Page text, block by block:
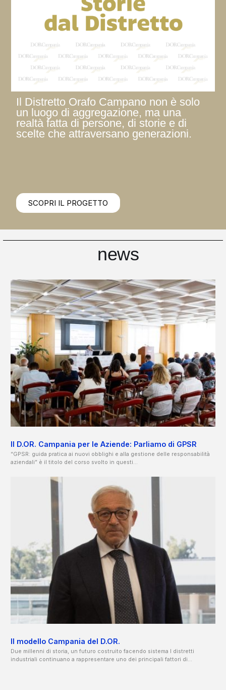
Il Distretto Orafo Campano non è solo
un luogo di aggregazione, ma una
realtà fatta di persone, di storie e di
scelte che attraversano generazioni.
SCOPRI IL PROGETTO
news
Il D.OR. Campania per le Aziende: Parliamo di GPSR
“GPSR: guida pratica ai nuovi obblighi e alla gestione delle responsabilità
aziendali” è il titolo del corso svolto in questi...
Il modello Campania del D.OR.
Due millenni di storia, un futuro costruito facendo sistema I distretti
industriali continuano a rappresentare uno dei principali fattori di...